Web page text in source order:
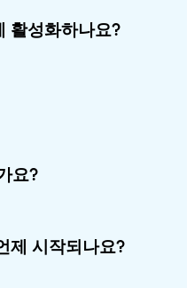
활성화하나요?
요?
제 시작되나요?